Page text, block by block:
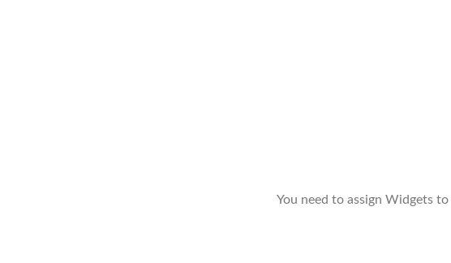
You need to assign Widgets to